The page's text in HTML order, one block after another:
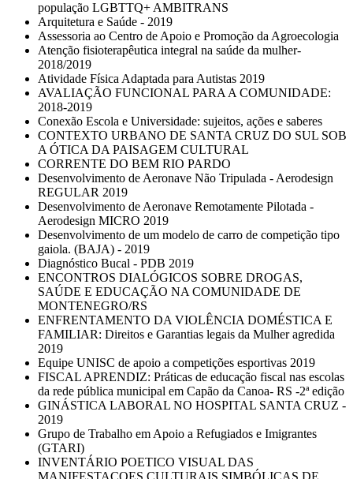
população LGBTTQ+ AMBITRANS
Arquitetura e Saúde - 2019
Assessoria ao Centro de Apoio e Promoção da Agroecologia
Atenção fisioterapêutica integral na saúde da mulher-
2018/2019
Atividade Física Adaptada para Autistas 2019
AVALIAÇÃO FUNCIONAL PARA A COMUNIDADE:
2018-2019
Conexão Escola e Universidade: sujeitos, ações e saberes
CONTEXTO URBANO DE SANTA CRUZ DO SUL SOB
A ÓTICA DA PAISAGEM CULTURAL
CORRENTE DO BEM RIO PARDO
Desenvolvimento de Aeronave Não Tripulada - Aerodesign
REGULAR 2019
Desenvolvimento de Aeronave Remotamente Pilotada -
Aerodesign MICRO 2019
Desenvolvimento de um modelo de carro de competição tipo
gaiola. (BAJA) - 2019
Diagnóstico Bucal - PDB 2019
ENCONTROS DIALÓGICOS SOBRE DROGAS,
SAÚDE E EDUCAÇÃO NA COMUNIDADE DE
MONTENEGRO/RS
ENFRENTAMENTO DA VIOLÊNCIA DOMÉSTICA E
FAMILIAR: Direitos e Garantias legais da Mulher agredida
2019
Equipe UNISC de apoio a competições esportivas 2019
FISCAL APRENDIZ: Práticas de educação fiscal nas escolas
da rede pública municipal em Capão da Canoa- RS -2ª edição
GINÁSTICA LABORAL NO HOSPITAL SANTA CRUZ -
2019
Grupo de Trabalho em Apoio a Refugiados e Imigrantes
(GTARI)
INVENTÁRIO POETICO VISUAL DAS